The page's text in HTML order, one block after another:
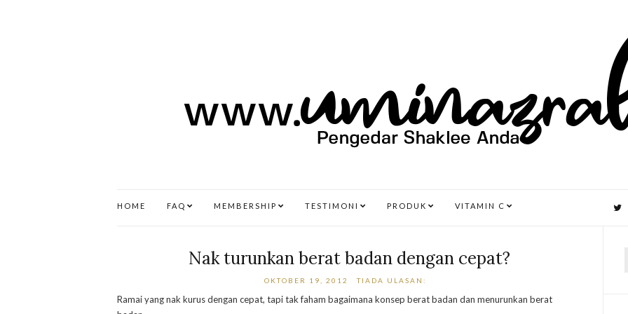
HOME FAQ MEMBERSHIP TESTIMONI PRODUK VITAMIN C
Nak turunkan berat badan dengan cepat?
OKTOBER 19, 2012 TIADA ULASAN:
Ramai yang nak kurus dengan cepat, tapi tak faham bagaimana konsep berat badan dan menurunkan berat